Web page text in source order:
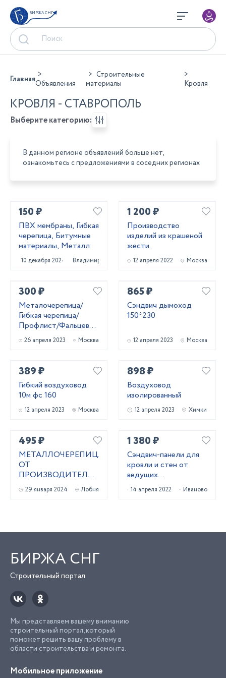
БИРЖА СНГ
ГлавнаяОбъявления
Строительные
материалы
Кровля
КРОВЛЯ - СТАВРОПОЛЬ
Выберите категорию:
В данном регионе объявлений больше нет,
ознакомьтесь с предложениями в соседних регионах
150 ₽
ПВХ мембраны, Гибкая
черепица, Битумные
материалы, Металл
10 декабря 2024 Владимир
1 200 ₽
Производство
изделий из крашеной
жести.
12 апреля 2022 Москва
300 ₽
Металочерепица/
Гибкая черепица/
Профлист/Фальцевая
кровля
26 апреля 2023 Москва
865 ₽
Сэндвич дымоход
150*230
12 апреля 2023 Москва
389 ₽
Гибкий воздуховод
10м фс 160
12 апреля 2023 Москва
898 ₽
Воздуховод
изолированный
12 апреля 2023 Химки
495 ₽
МЕТАЛЛОЧЕРЕПИЦА
ОТ
ПРОИЗВОДИТЕЛЯ,
СЕРТИФИЦИРОВАНА
ПО ГОСТ 2024Г.
29 января 2024 Лобня
1 380 ₽
Сэндвич-панели для
кровли и стен от
ведущих
производителей
России
14 апреля 2022 Иваново
БИРЖА СНГ
Строительный портал
Мы представляем вашему вниманию
строительный портал, который
поможет решить вашу проблему в
области строительства и ремонта.
Мобильное приложение